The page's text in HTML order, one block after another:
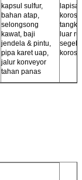
kapsul sulfur,
bahan atap,
selongsong
kawat, baji
jendela & pintu,
pipa karet uap,
jalur konveyor
tahan panas
luar
segel